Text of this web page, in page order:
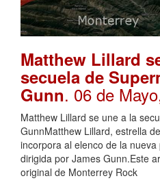
Matthew Lillard
secuela de
Gunn. 06 de
Matthew Lillard se une a la
GunnMatthew Lillard, estrella
incorpora al elenco de la
dirigida por James Gunn.Este
original de Monterrey Rock